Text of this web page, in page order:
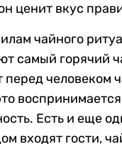
ценит вкус
чайного
самый горячий
перед человеком
Есть и еще
входят гости,